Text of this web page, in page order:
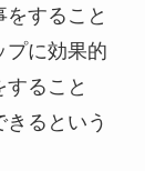
すること
プに効果的
ること
るという